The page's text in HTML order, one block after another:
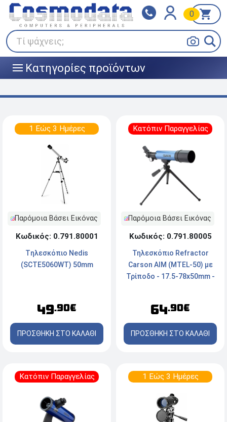
Τί ψάχνεις;
0
||| Κατηγορίες προϊόντων
Klarna
Πληρώστε σε 3
άτοκες δόσεις
BOX NOW
1 Εώς 3 Ημέρες
Παρόμοια Βάσει Εικόνας
Κωδικός: 0.791.80001
Tηλεσκόπιο Nedis
(SCTE5060WT) 50mm
49.90€
ΠΡΟΣΘΗΚΗ ΣΤΟ ΚΑΛΑΘΙ
Κατόπιν Παραγγελίας
Παρόμοια Βάσει Εικόνας
Κωδικός: 0.791.80005
Τηλεσκόπιο Refractor
Carson AIM (MTEL-50) με
Τρίποδο - 17.5-78x50mm -
64.90€
ΠΡΟΣΘΗΚΗ ΣΤΟ ΚΑΛΑΘΙ
Κατόπιν Παραγγελίας 1 Εώς 3 Ημέρες